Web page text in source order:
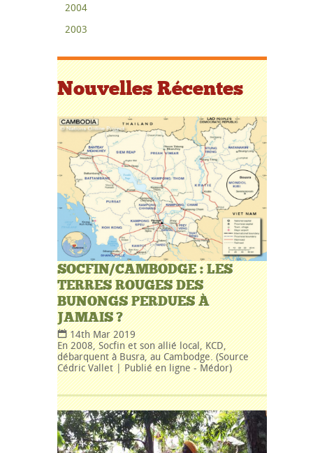
2004
2003
Nouvelles Récentes
SOCFIN/CAMBODGE : LES
TERRES ROUGES DES
BUNONGS PERDUES À
JAMAIS ?
14th Mar 2019
En 2008, Socfin et son allié local, KCD,
débarquent à Busra, au Cambodge. (Source
Cédric Vallet | Publié en ligne - Médor)